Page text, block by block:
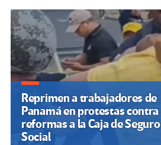
Reprimen a trabajadores de
Panamá en protestas contra
reformas a la Caja de Seguro
Social